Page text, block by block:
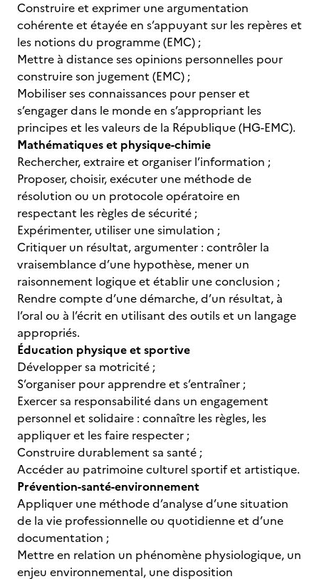
Construire et exprimer une argumentation
cohérente et étayée en s’appuyant sur les repères et
les notions du programme (EMC) ;
Mettre à distance ses opinions personnelles pour
construire son jugement (EMC) ;
Mobiliser ses connaissances pour penser et
s’engager dans le monde en s’appropriant les
principes et les valeurs de la République (HG-EMC).
Mathématiques et physique-chimie
Rechercher, extraire et organiser l’information ;
Proposer, choisir, exécuter une méthode de
résolution ou un protocole opératoire en
respectant les règles de sécurité ;
Expérimenter, utiliser une simulation ;
Critiquer un résultat, argumenter : contrôler la
vraisemblance d’une hypothèse, mener un
raisonnement logique et établir une conclusion ;
Rendre compte d’une démarche, d’un résultat, à
l’oral ou à l’écrit en utilisant des outils et un langage
appropriés.
Éducation physique et sportive
Développer sa motricité ;
S’organiser pour apprendre et s’entraîner ;
Exercer sa responsabilité dans un engagement
personnel et solidaire : connaître les règles, les
appliquer et les faire respecter ;
Construire durablement sa santé ;
Accéder au patrimoine culturel sportif et artistique.
Prévention-santé-environnement
Appliquer une méthode d’analyse d’une situation
de la vie professionnelle ou quotidienne et d’une
documentation ;
Mettre en relation un phénomène physiologique, un
enjeu environnemental, une disposition